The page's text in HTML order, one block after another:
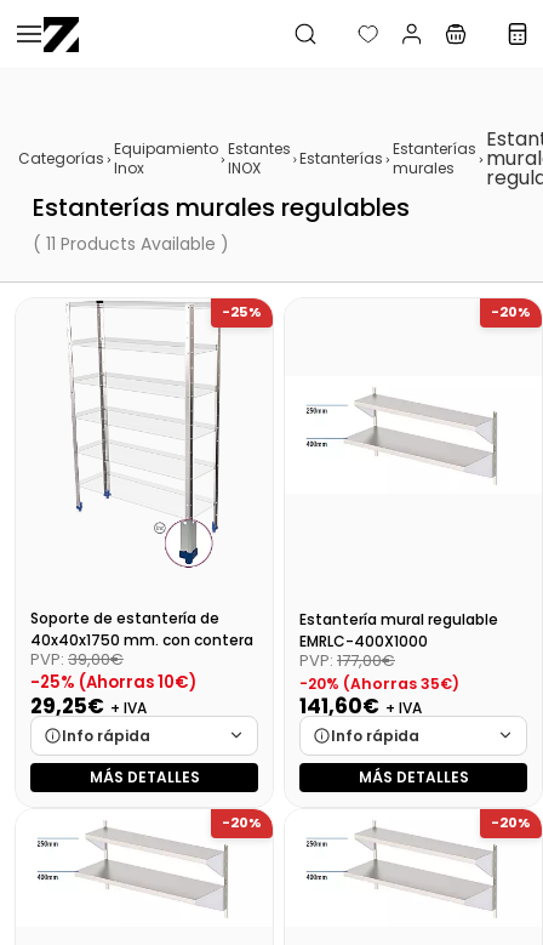
Saltar al
contenido
Categorías Equipamiento
Inox
Estantes
INOX
Estanterías Estanterías
murales
Estanterías murales regulables
( 11 Products Available )
-25%
Soporte de estantería de
40x40x1750 mm. con contera
PVP: 39,00€
-25% (Ahorras 10€)
29,25€ + IVA
Info rápida
Marca
Cargando…
Medidas
Cargando…
Disponibilidad
Cargando…
Precio final (+21%)
35,39 €
MÁS DETALLES
-20%
Estantería mural regulable
EMRLC-400X1000
PVP: 177,00€
-20% (Ahorras 35€)
141,60€ + IVA
Info rápida
Marca
Cargando…
Medidas
Cargando…
Disponibilidad
Cargando…
Precio final (+21%)
171,34 €
MÁS DETALLES
-20% -20%